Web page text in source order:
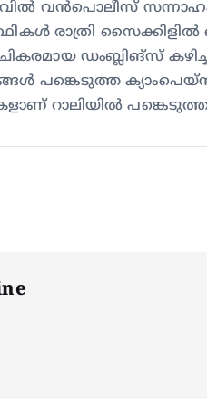
വന്‍പൊലീസ്
രാത്രി
ഡംബ്ലിങ്‌സ്
പങ്കെടുത്ത
റാലിയില്‍